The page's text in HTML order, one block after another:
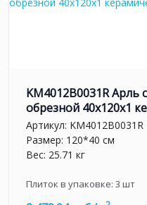
KM4012B0031R Арль
обрезной 40x120x1
Артикул: KM4012B0031R
Размер: 120*40 см
Вес: 25.71 кг
Плиток в упаковке: 3 шт